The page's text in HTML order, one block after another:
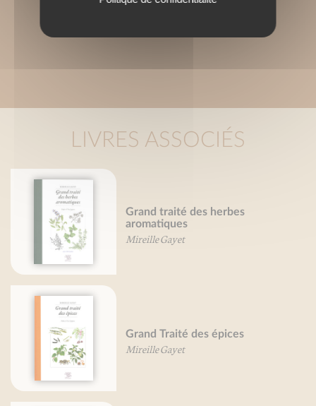
LIVRES ASSOCIÉS
Grand traité des herbes
aromatiques
Mireille Gayet
Grand Traité des épices
Mireille Gayet